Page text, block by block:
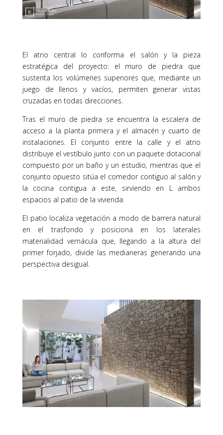
El atrio central lo conforma el salón y la pieza
estratégica del proyecto: el muro de piedra que
sustenta los volúmenes superiores que, mediante un
juego de llenos y vacíos, permiten generar vistas
cruzadas en todas direcciones.
Tras el muro de piedra se encuentra la escalera de
acceso a la planta primera y el almacén y cuarto de
instalaciones. El conjunto entre la calle y el atrio
distribuye el vestíbulo junto con un paquete dotacional
compuesto por un baño y un estudio, mientras que el
conjunto opuesto sitúa el comedor contiguo al salón y
la cocina contigua a este, sirviendo en L ambos
espacios al patio de la vivienda.
El patio localiza vegetación a modo de barrera natural
en el trasfondo y posiciona en los laterales
materialidad vernácula que, llegando a la altura del
primer forjado, divide las medianeras generando una
perspectiva desigual.